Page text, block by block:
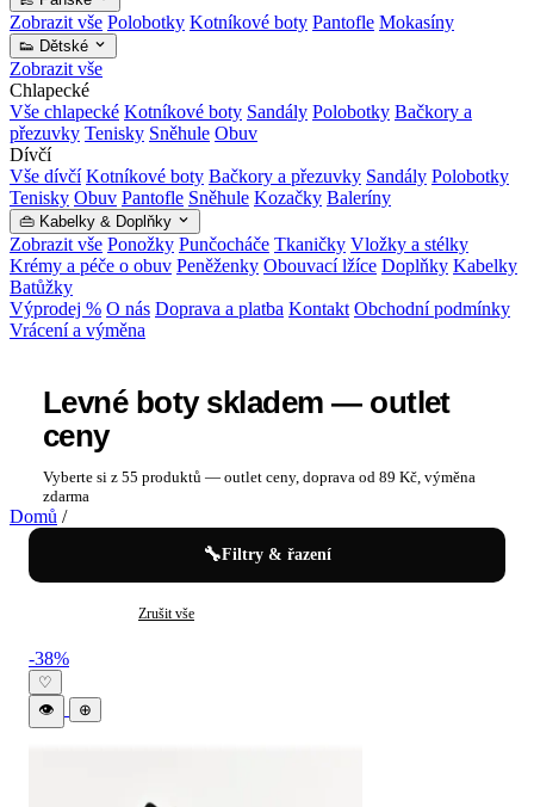
Zobrazit vše Polobotky Kotníkové boty Pantofle Mokasíny
👟 Dětské
Zobrazit vše
Chlapecké
Vše chlapecké Kotníkové boty Sandály Polobotky Bačkory a
přezuvky Tenisky Sněhule Obuv
Dívčí
Vše dívčí Kotníkové boty Bačkory a přezuvky Sandály Polobotky
Tenisky Obuv Pantofle Sněhule Kozačky Baleríny
👜 Kabelky & Doplňky
Zobrazit vše Ponožky Punčocháče Tkaničky Vložky a stélky
Krémy a péče o obuv Peněženky Obouvací lžíce Doplňky Kabelky
Batůžky
Výprodej % O nás Doprava a platba Kontakt Obchodní podmínky
Vrácení a výměna
Levné boty skladem — outlet
ceny
Vyberte si z 55 produktů — outlet ceny, doprava od 89 Kč, výměna
zdarma
Domů /
🔧Filtry & řazení
Zrušit vše
Levné boty skladem — outlet ceny —
-38%
♡
👁
⊕